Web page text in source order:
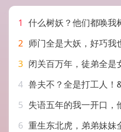
1 什么树妖？他们都唤我
2 师门全是大妖，好巧我也是&师门全
3 闭关百万年，徒弟全是女帝&闭关百
4 兽夫不？全是打工人！&兽夫不
5 失语五年的我一开口，他们全慌了&失语五年
6 重生东北虎，弟弟妹妹全是大能转世&重生东北